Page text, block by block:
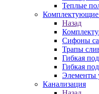
Теплые
Комплектующие
Назад
Сифоны
Трапы
Гибкая
Гибкая
Элементы
Канализация